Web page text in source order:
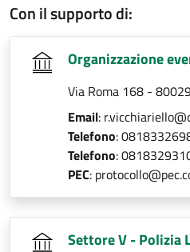
Con il supporto di:
Organizzazione
Via Roma 168 -
Email:
Telefono:
Telefono:
PEC:
Settore V - Polizia